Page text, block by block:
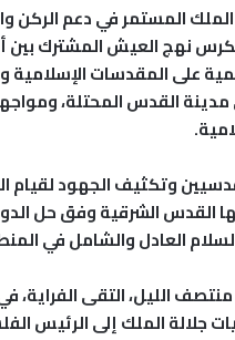
الملك المستمر في دعم
نهج العيش المشترك بين
على المقدسات
القدس المحتلة، ومواجهة
وتكثيف الجهود لقيام
عام 1967 وعاصمتها القدس
العادل والشامل في
الليل، التقى الفراية،
جلالة الملك إلى الرئيس